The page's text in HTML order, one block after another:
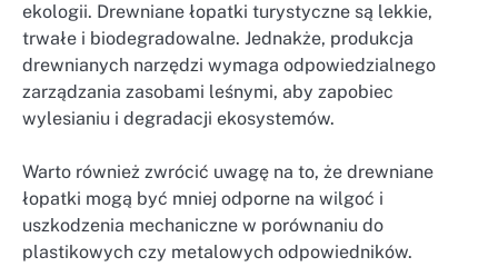
ekologii. Drewniane łopatki turystyczne są lekkie,
trwałe i biodegradowalne. Jednakże, produkcja
drewnianych narzędzi wymaga odpowiedzialnego
zarządzania zasobami leśnymi, aby zapobiec
wylesianiu i degradacji ekosystemów.
Warto również zwrócić uwagę na to, że drewniane
łopatki mogą być mniej odporne na wilgoć i
uszkodzenia mechaniczne w porównaniu do
plastikowych czy metalowych odpowiedników.